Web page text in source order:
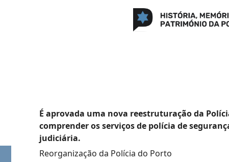
É aprovada uma nova reestruturação da
comprender os serviços de polícia de
judiciária.
Reorganização da Polícia do Porto